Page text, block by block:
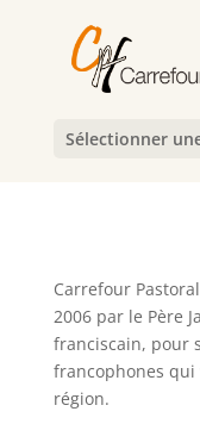
Sélectionner
Carrefour
2006 par le Père
franciscain, pour
francophones qui
région.